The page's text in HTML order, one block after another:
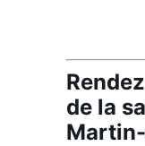
de la